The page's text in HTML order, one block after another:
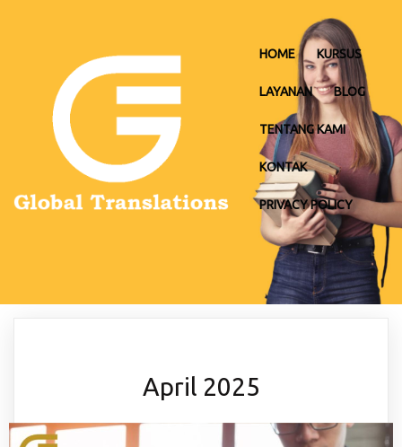
HOME KURSUS
LAYANAN BLOG
TENTANG KAMI
KONTAK
PRIVACY POLICY
April 2025